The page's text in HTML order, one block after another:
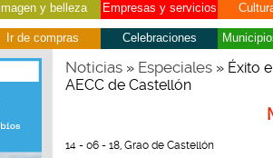
Imagen y belleza Empresas y servicios
Ir de compras Celebraciones
Noticias» Especiales» Éxito
AECC de Castellón
14 - 06 - 18, Grao de Castellón